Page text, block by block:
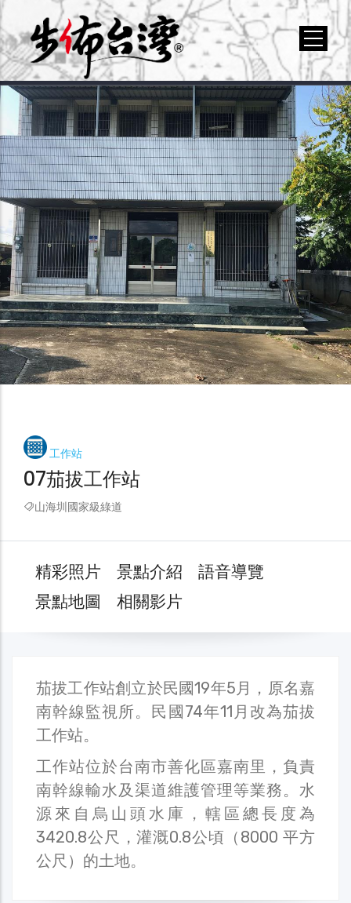
工作站
07茄拔工作站
山海圳國家級綠道
精彩照片 景點介紹
語音導覽
景點地圖
相關影片
茄拔工作站創立於民國19年5月，原名嘉
南幹線監視所。民國74年11月改為茄拔
工作站。
工作站位於台南市善化區嘉南里，負責
南幹線輸水及渠道維護管理等業務。水
源來自烏山頭水庫，轄區總長度為
3420.8公尺，灌溉0.8公頃（8000 平方
公尺）的土地。